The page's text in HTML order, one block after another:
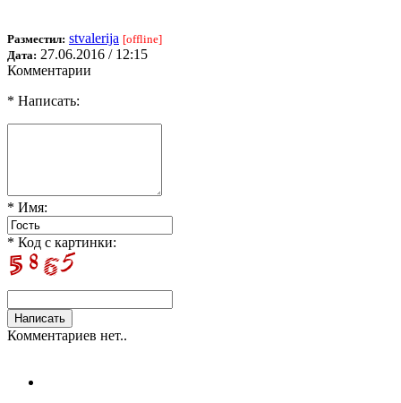
Разместил: stvalerija [offline]
Дата: 27.06.2016 / 12:15
Комментарии
* Написать:
* Имя:
* Код с картинки:
Комментариев нет..